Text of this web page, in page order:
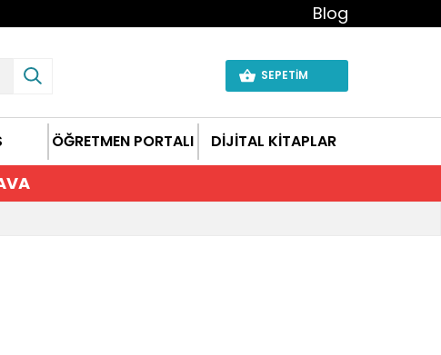
Blog
SEPETİM
ÖĞRETMEN PORTALI DİJİTAL KİTAPLAR